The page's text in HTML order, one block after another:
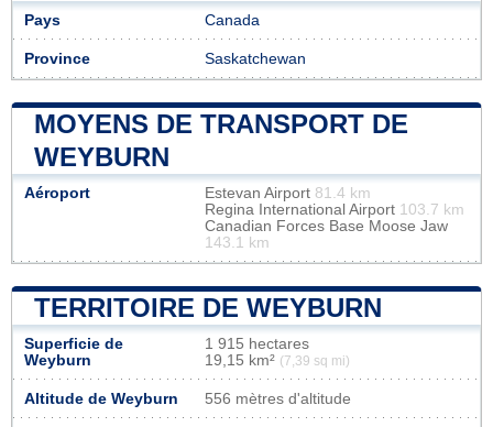
Pays Canada
Province Saskatchewan
MOYENS DE TRANSPORT DE
WEYBURN
Aéroport Estevan Airport 81.4 km
Regina International Airport 103.7 km
Canadian Forces Base Moose Jaw
143.1 km
TERRITOIRE DE WEYBURN
Superficie de
Weyburn
1 915 hectares
19,15 km² (7,39 sq mi)
Altitude de Weyburn 556 mètres d'altitude